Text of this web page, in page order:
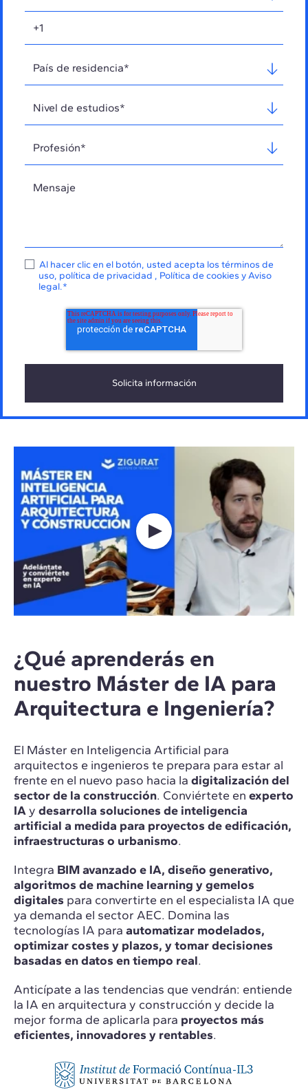
Al hacer clic en el botón, usted acepta los términos de
uso, política de privacidad , Política de cookies yAviso
legal.*
¿Qué aprenderás en
nuestro Máster de IA para
Arquitectura e Ingeniería?
El Máster en Inteligencia Artificial para
arquitectos e ingenieros te prepara para estar al
frente en el nuevo paso hacia la digitalización del
sector de la construcción. Conviértete en experto
IAy desarrolla soluciones de inteligencia
artificial a medida para proyectos de edificación,
infraestructuras o urbanismo.
Integra BIM avanzado e IA, diseño generativo,
algoritmos de machine learning y gemelos
digitales para convertirte en el especialista IA que
ya demanda el sector AEC. Domina las
tecnologías IA para automatizar modelados,
optimizar costes y plazos, y tomar decisiones
basadas en datos en tiempo real.
Anticípate a las tendencias que vendrán: entiende
la IA en arquitectura y construcción y decide la
mejor forma de aplicarla para proyectos más
eficientes, innovadores y rentables.